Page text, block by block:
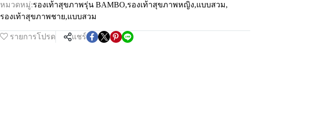
หมวดหมู่:รองเท้าสุขภาพรุ่น BAMBO,รองเท้าสุขภาพหญิง,แบบสวม,
รองเท้าสุขภาพชาย,แบบสวม
รายการโปรด แชร์